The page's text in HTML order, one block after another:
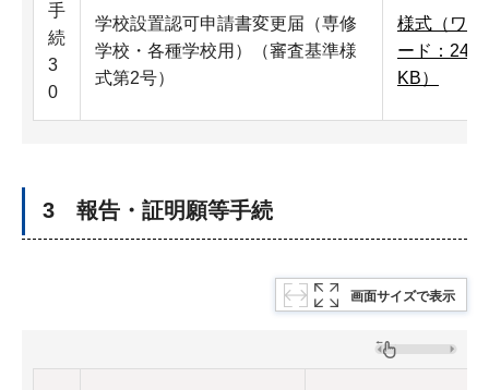
手
続
3
0
学校設置認可申請書変更届（専修
学校・各種学校用）（審査基準様
式第2号）
様式（ワ
ード：24
KB）
3 報告・証明願等手続
画面サイズで表示